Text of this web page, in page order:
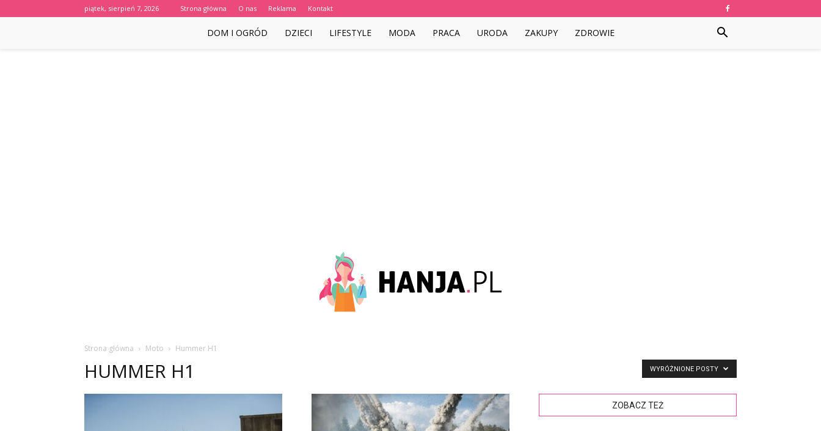
piątek, sierpień 7, 2026 Strona główna O nas Reklama Kontakt
DOM I OGRÓD DZIECI LIFESTYLE MODA PRACA URODA ZAKUPY ZDROWIE
Strona główna Moto Hummer H1
HUMMER H1 WYRÓŻNIONE POSTY
ZOBACZ TEŻ